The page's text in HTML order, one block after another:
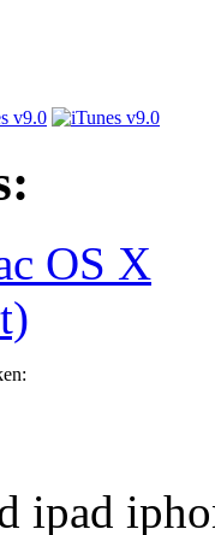
OS X
ipad